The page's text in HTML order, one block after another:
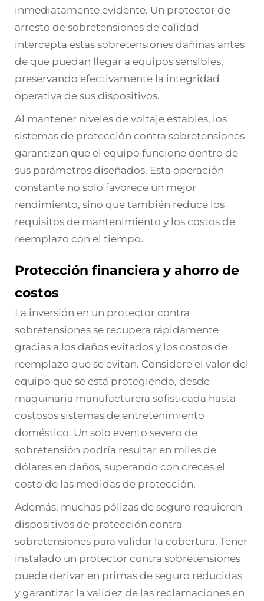
inmediatamente evidente. Un protector de
arresto de sobretensiones de calidad
intercepta estas sobretensiones dañinas antes
de que puedan llegar a equipos sensibles,
preservando efectivamente la integridad
operativa de sus dispositivos.
Al mantener niveles de voltaje estables, los
sistemas de protección contra sobretensiones
garantizan que el equipo funcione dentro de
sus parámetros diseñados. Esta operación
constante no solo favorece un mejor
rendimiento, sino que también reduce los
requisitos de mantenimiento y los costos de
reemplazo con el tiempo.
Protección financiera y ahorro de
costos
La inversión en un protector contra
sobretensiones se recupera rápidamente
gracias a los daños evitados y los costos de
reemplazo que se evitan. Considere el valor del
equipo que se está protegiendo, desde
maquinaria manufacturera sofisticada hasta
costosos sistemas de entretenimiento
doméstico. Un solo evento severo de
sobretensión podría resultar en miles de
dólares en daños, superando con creces el
costo de las medidas de protección.
Además, muchas pólizas de seguro requieren
dispositivos de protección contra
sobretensiones para validar la cobertura. Tener
instalado un protector contra sobretensiones
puede derivar en primas de seguro reducidas
y garantizar la validez de las reclamaciones en